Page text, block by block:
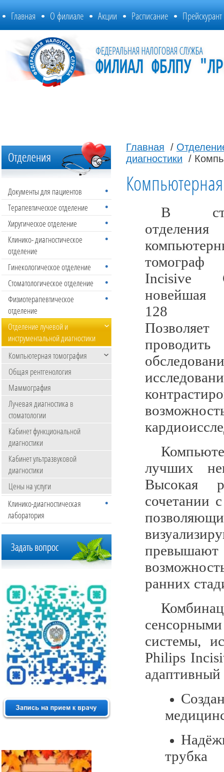
Главная О филиале Акции Расписание Прейскурант
Главная /
диагностики /
В
Incisive
новейшая
128
Позволяет
проводить
лучших
Высокая
сочетании
превышают
ранних
системы,
Philips
адаптивный
трубка
Документы для пациентов
Терапевтическое отделение
Хиругическое отделение
Клинико- диагностическое
отделение
Гинекологическое отделение
Стоматологическое отделение
Физиотерапевтическое
отделение
Отделение лучевой и
инструментальной диагностики
Компьютерная томография
Общая рентгенология
Маммография
Лучевая диагностика в
стоматологии
Кабинет функциональной
диагностики
Кабинет ультразвуковой
диагностики
Цены на услуги
Клинико-диагностическая
лаборатория